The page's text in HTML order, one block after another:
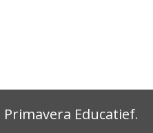
Primavera Educatief.